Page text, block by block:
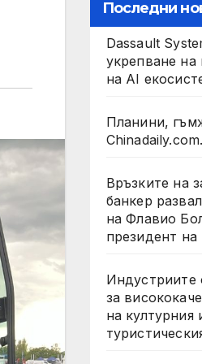
Последни
Dassault
укрепване на
на AI
Планини,
Връзките на
банкер
на Флавио
президент на
Индустриите
за
на културния